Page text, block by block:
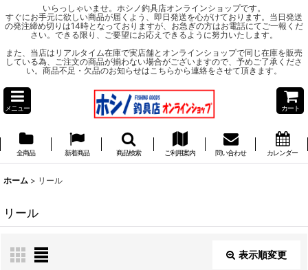
いらっしゃいませ。ホシノ釣具店オンラインショップです。
すぐにお手元に欲しい商品が届くよう、即日発送を心がけております。当日発送
の発注締め切りは14時となっておりますが、お急ぎの方はお電話にてご一報くだ
さい。できる限り、ご要望にお応えできるように努力いたします。
また、当店はリアルタイム在庫で実店舗とオンラインショップで同じ在庫を販売
している為、ご注文の商品が揃わない場合がございますので、予めご了承くださ
い。商品不足・欠品のお知らせはこちらから連絡をさせて頂きます。
メニュー カート
全商品 新着商品 商品検索 ご利用案内 問い合わせ カレンダー
ホーム > リール
リール
表示順変更